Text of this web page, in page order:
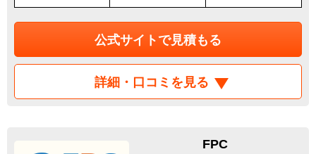
公式サイトで見積もる
詳細・口コミを見る
FPC